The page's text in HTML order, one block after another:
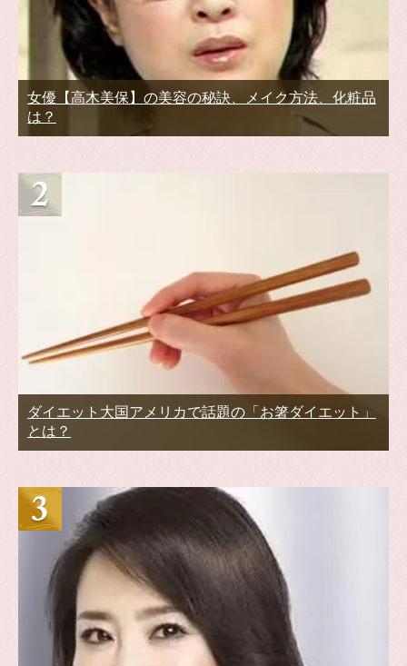
女優【高木美保】の美容の秘訣、メイク方法、化粧品
は？
ダイエット大国アメリカで話題の「お箸ダイエット」
とは？